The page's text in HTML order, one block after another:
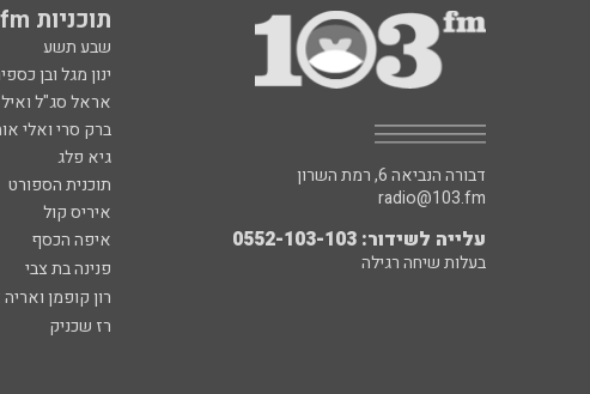
תוכניות 103fm
שבע תשע
ינון מגל ובן
אראל סג"ל
ברק סרי ואלי
גיא פלג
תוכנית הספורט
איריס קול
איפה הכסף
פנינה בת צבי
רון קופמן
רז שכניק
דבורה הנביאה 6, רמת השרון
radio@103.fm
עלייה לשידור: 0552-103-103
בעלות שיחה רגילה